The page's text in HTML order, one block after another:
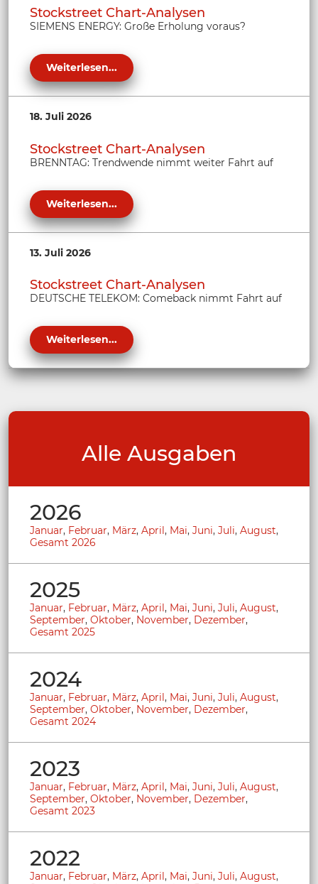
Stockstreet Chart-Analysen
SIEMENS ENERGY: Große Erholung voraus?
Weiterlesen...
18. Juli 2026
Stockstreet Chart-Analysen
BRENNTAG: Trendwende nimmt weiter Fahrt auf
Weiterlesen...
13. Juli 2026
Stockstreet Chart-Analysen
DEUTSCHE TELEKOM: Comeback nimmt Fahrt auf
Weiterlesen...
Alle Ausgaben
2026
Januar, Februar, März, April, Mai, Juni, Juli, August,
Gesamt 2026
2025
Januar, Februar, März, April, Mai, Juni, Juli, August,
September, Oktober, November, Dezember,
Gesamt 2025
2024
Januar, Februar, März, April, Mai, Juni, Juli, August,
September, Oktober, November, Dezember,
Gesamt 2024
2023
Januar, Februar, März, April, Mai, Juni, Juli, August,
September, Oktober, November, Dezember,
Gesamt 2023
2022
Januar, Februar, März, April, Mai, Juni, Juli, August,